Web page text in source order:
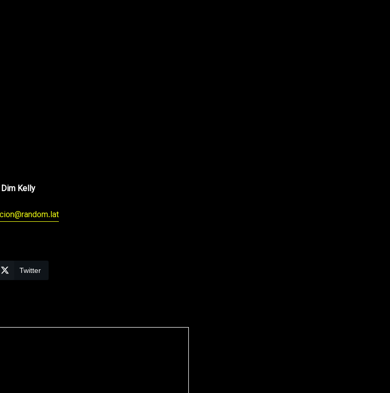
Dim Kelly
Twitter